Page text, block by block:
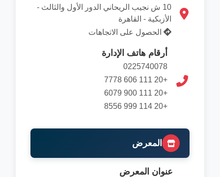
10 ش نجيب الريحاني الدور الأول والثالث -
الأزبكية - القاهرة
الحصول على الاتجاهات
أرقام هاتف الإدارة
0225740078
+20 111 606 7778
+20 111 900 6079
+20 114 999 8556
المعرض
عنوان المعرض